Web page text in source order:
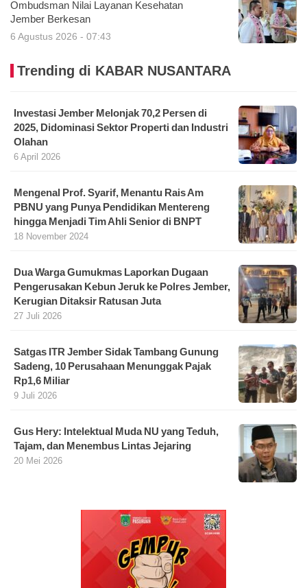
Ombudsman Nilai Layanan Kesehatan
Jember Berkesan
6 Agustus 2026 - 07:43
Trending di KABAR NUSANTARA
Investasi Jember Melonjak 70,2 Persen di
2025, Didominasi Sektor Properti dan Industri
Olahan
6 April 2026
Mengenal Prof. Syarif, Menantu Rais Am
PBNU yang Punya Pendidikan Mentereng
hingga Menjadi Tim Ahli Senior di BNPT
18 November 2024
Dua Warga Gumukmas Laporkan Dugaan
Pengerusakan Kebun Jeruk ke Polres Jember,
Kerugian Ditaksir Ratusan Juta
27 Juli 2026
Satgas ITR Jember Sidak Tambang Gunung
Sadeng, 10 Perusahaan Menunggak Pajak
Rp1,6 Miliar
9 Juli 2026
Gus Hery: Intelektual Muda NU yang Teduh,
Tajam, dan Menembus Lintas Jejaring
20 Mei 2026